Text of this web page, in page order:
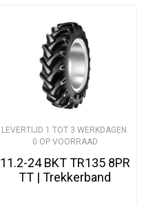
LEVERTIJD 1 TOT 3 WERKDAGEN.
0 OP VOORRAAD
11.2-24 BKT TR135 8PR
TT | Trekkerband